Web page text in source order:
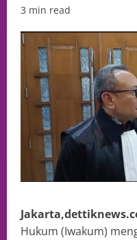
3 min read
Hukum (Iwakum)